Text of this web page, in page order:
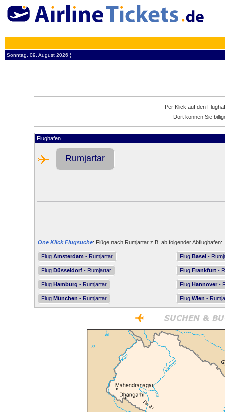
Sonntag, 09. August 2026 ¦
Per Klick auf den
Dort können Sie
Flughafen
Rumjartar
One Klick Flugsuche: Flüge nach Rumjartar z.B. ab folgender Abflughafen:
Flug Amsterdam - Rumjartar Flug Basel -
Flug Düsseldorf - Rumjartar Flug Frankfurt -
Flug Hamburg - Rumjartar Flug Hannover -
Flug München - Rumjartar Flug Wien -